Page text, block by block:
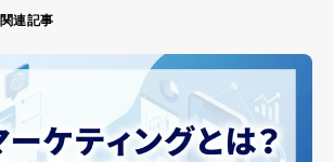
関連記事